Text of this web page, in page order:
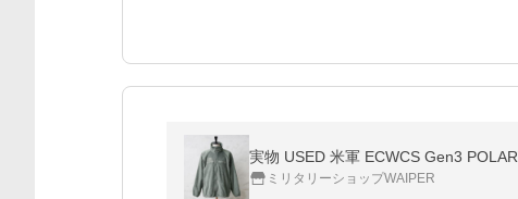
実物 USED 米軍 ECWCS Gen3
ミリタリーショップWAIPER